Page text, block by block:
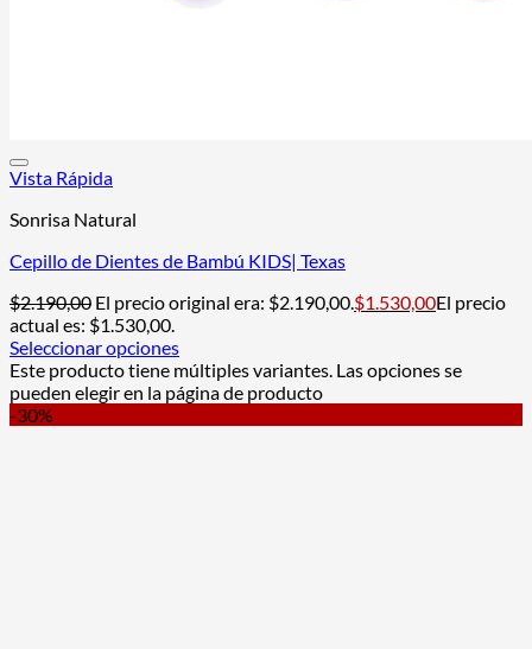
Vista Rápida
Sonrisa Natural
Cepillo de Dientes de Bambú KIDS| Texas
$2.190,00 El precio original era: $2.190,00.$1.530,00El precio
actual es: $1.530,00.
Seleccionar opciones
Este producto tiene múltiples variantes. Las opciones se
pueden elegir en la página de producto
-30%